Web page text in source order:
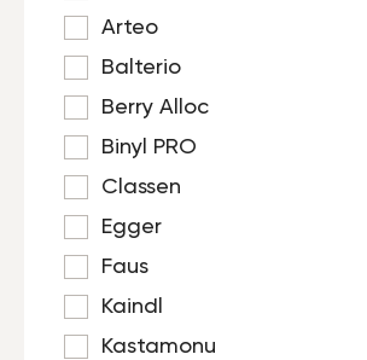
Arteo
Balterio
Berry Alloc
Binyl PRO
Classen
Egger
Faus
Kaindl
Kastamonu